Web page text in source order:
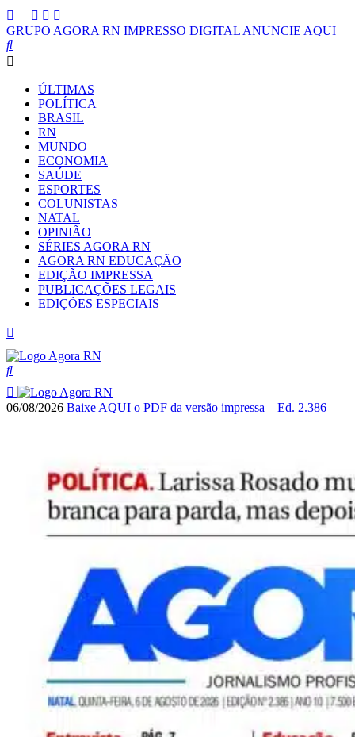
GRUPO AGORA RN IMPRESSO DIGITAL ANUNCIE AQUI
ÚLTIMAS
POLÍTICA
BRASIL
RN
MUNDO
ECONOMIA
SAÚDE
ESPORTES
COLUNISTAS
NATAL
OPINIÃO
SÉRIES AGORA RN
AGORA RN EDUCAÇÃO
EDIÇÃO IMPRESSA
PUBLICAÇÕES LEGAIS
EDIÇÕES ESPECIAIS
06/08/2026 Baixe AQUI o PDF da versão impressa – Ed. 2.386